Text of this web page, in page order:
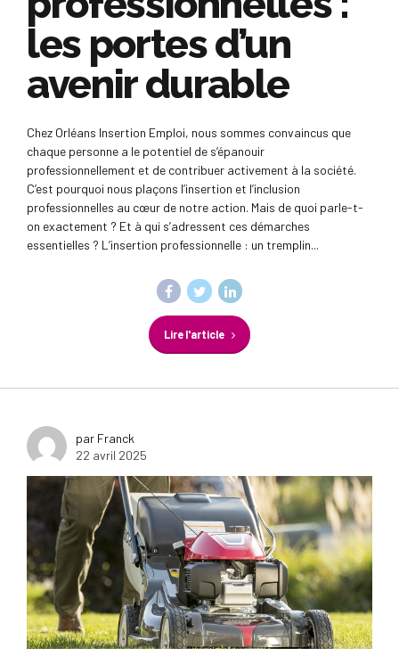
les portes d’un
avenir durable
Chez Orléans Insertion Emploi, nous sommes convaincus que
chaque personne a le potentiel de s’épanouir
professionnellement et de contribuer activement à la société.
C’est pourquoi nous plaçons l’insertion et l’inclusion
professionnelles au cœur de notre action. Mais de quoi parle-t-
on exactement ? Et à qui s’adressent ces démarches
essentielles ? L’insertion professionnelle : un tremplin...
Lire l'article
par Franck
22 avril 2025